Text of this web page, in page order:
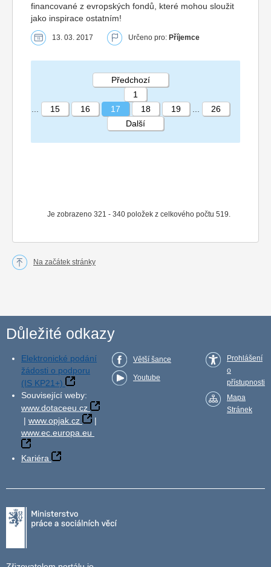
financované z evropských fondů, které mohou sloužit
jako inspirace ostatním!
13. 03. 2017 Určeno pro: Příjemce
STRÁNKA 17 26
Je zobrazeno 321 - 340 položek z celkového počtu 519.
Předchozí
1
15 16 17 18 19
26
Další
Na začátek stránky
Důležité odkazy
Elektronické podání
žádosti o podporu
(IS KP21+)
Související weby:
www.dotaceeu.cz
| www.opjak.cz
|
www.ec.europa.eu
Kariéra
Větší šance
Youtube
Prohlášení
o
přístupnosti
Mapa
Stránek